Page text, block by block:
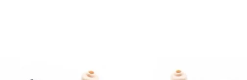
и выигрывайте отличные призы!